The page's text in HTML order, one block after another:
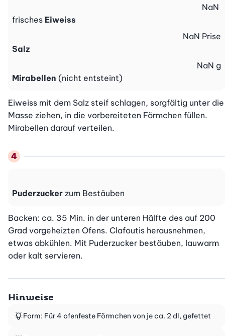
frisches Eiweiss
NaN
Salz
NaN Prise
Mirabellen (nicht entsteint)
NaN g
Eiweiss mit dem Salz steif schlagen, sorgfältig unter die
Masse ziehen, in die vorbereiteten Förmchen füllen.
Mirabellen darauf verteilen.
Puderzucker zum Bestäuben
Backen: ca. 35 Min. in der unteren Hälfte des auf 200
Grad vorgeheizten Ofens. Clafoutis herausnehmen,
etwas abkühlen. Mit Puderzucker bestäuben, lauwarm
oder kalt servieren.
Hinweise
Form: Für 4 ofenfeste Förmchen von je ca. 2 dl, gefettet